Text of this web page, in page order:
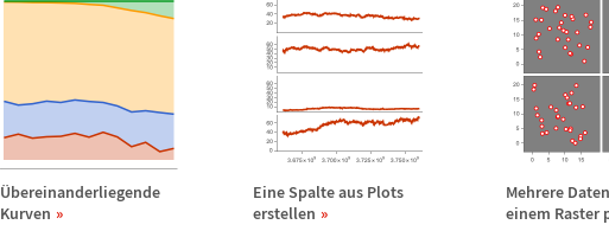
Übereinanderliegende
Kurven
Eine Spalte aus Plots
erstellen
Mehrere
einem Raster